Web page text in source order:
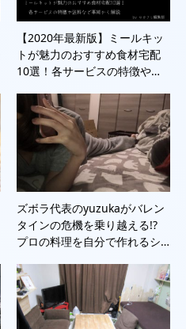
【2020年最新版】ミールキッ
トが魅力のおすすめ食材宅配
10選！各サービスの特徴や…
ズボラ代表のyuzukaがバレン
タインの危機を乗り越える!?
プロの料理を自分で作れるシ…